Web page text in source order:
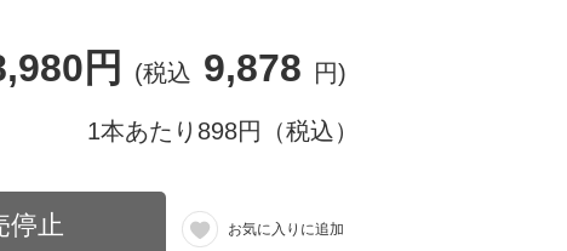
円 (税込 9,878 円)
1本あたり898円（税込）
停止 お気に入りに追加